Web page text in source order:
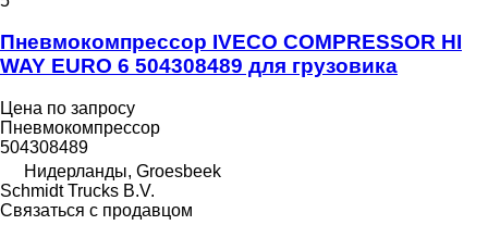
Пневмокомпрессор IVECO COMPRESSOR HI
WAY EURO 6 504308489 для грузовика
Цена по запросу
Пневмокомпрессор
504308489
Нидерланды, Groesbeek
Schmidt Trucks B.V.
Связаться с продавцом